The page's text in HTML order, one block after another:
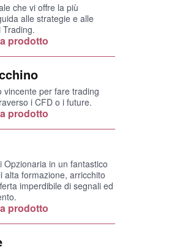
che vi offre la più
alle strategie e alle
Trading.
prodotto
vincente per fare trading
i CFD o i future.
prodotto
Opzionaria in un fantastico
alta formazione, arricchito
imperdibile di segnali ed
prodotto